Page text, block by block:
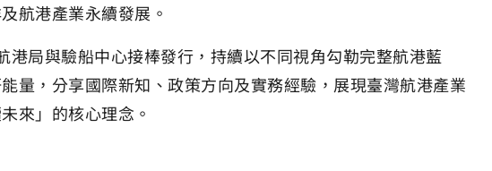
航港產業永續發展。
局與驗船中心接棒發行，持續以不同視角勾勒完整航港藍
量，分享國際新知、政策方向及實務經驗，展現臺灣航港產業
來」的核心理念。